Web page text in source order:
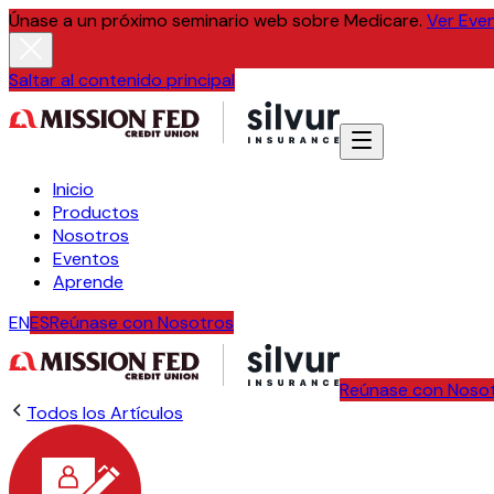
Únase a un próximo seminario web sobre Medicare. Ver
Saltar al contenido principal
Inicio
Productos
Nosotros
Eventos
Aprende
ENESReúnase con Nosotros
Reúnase con
Todos los Artículos